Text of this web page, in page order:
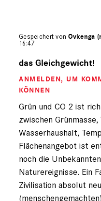
Gespeichert vonOvkenga
16:47
auf
Peter
Bitner
registriert)
das Gleichgewicht!
ANMELDEN, UM
KÖNNEN
Grün und CO 2 ist
zwischen
Wasserhaushalt,
Flächenangebot ist
noch die
Naturereignisse. Ein
Zivilisation absolut